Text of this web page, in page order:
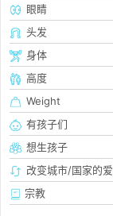
眼睛
头发
身体
高度
Weight
有孩子们
想生孩子
改变城市/国家的爱
宗教